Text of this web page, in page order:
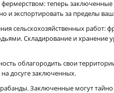
теперь
и экспортировать за пределы
сельскохозяйственных работ:
Складирование и хранение
облагородить свои
досуге заключенных.
Заключенные могут тайно